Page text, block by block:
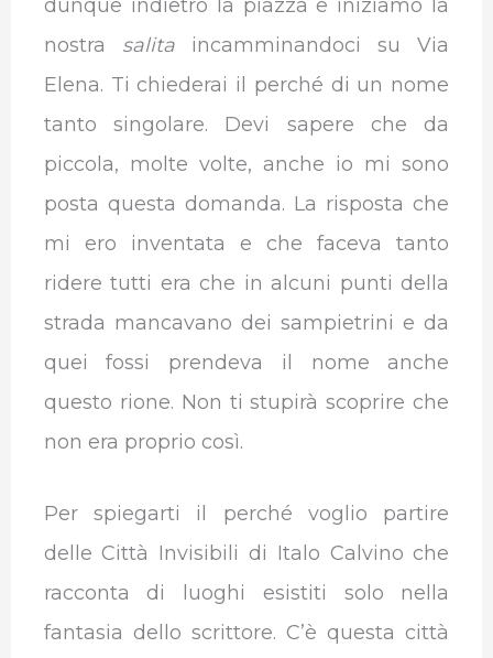
dunque indietro la piazza e iniziamo la
nostra salita incamminandoci su Via
Elena. Ti chiederai il perché di un nome
tanto singolare. Devi sapere che da
piccola, molte volte, anche io mi sono
posta questa domanda. La risposta che
mi ero inventata e che faceva tanto
ridere tutti era che in alcuni punti della
strada mancavano dei sampietrini e da
quei fossi prendeva il nome anche
questo rione. Non ti stupirà scoprire che
non era proprio così.
Per spiegarti il perché voglio partire
delle Città Invisibili di Italo Calvino che
racconta di luoghi esistiti solo nella
fantasia dello scrittore. C’è questa città